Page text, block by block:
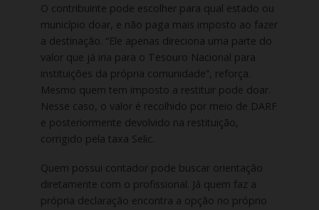
O contribuinte pode escolher para qual estado ou
município doar, e não paga mais imposto ao fazer
a destinação. “Ele apenas direciona uma parte do
valor que já iria para o Tesouro Nacional para
instituições da própria comunidade”, reforça.
Mesmo quem tem imposto a restituir pode doar.
Nesse caso, o valor é recolhido por meio de DARF
e posteriormente devolvido na restituição,
corrigido pela taxa Selic.
Quem possui contador pode buscar orientação
diretamente com o profissional. Já quem faz a
própria declaração encontra a opção no próprio